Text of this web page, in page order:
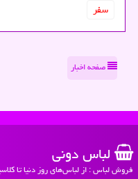
سفر
صفحه اخبار
لباس دونی
فروش لباس : از لباس‌های روز دنیا تا